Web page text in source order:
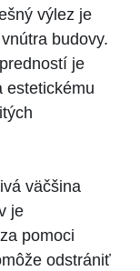
výlez je
budovy.
je
estetickému
väčšina
je
pomoci
odstrániť